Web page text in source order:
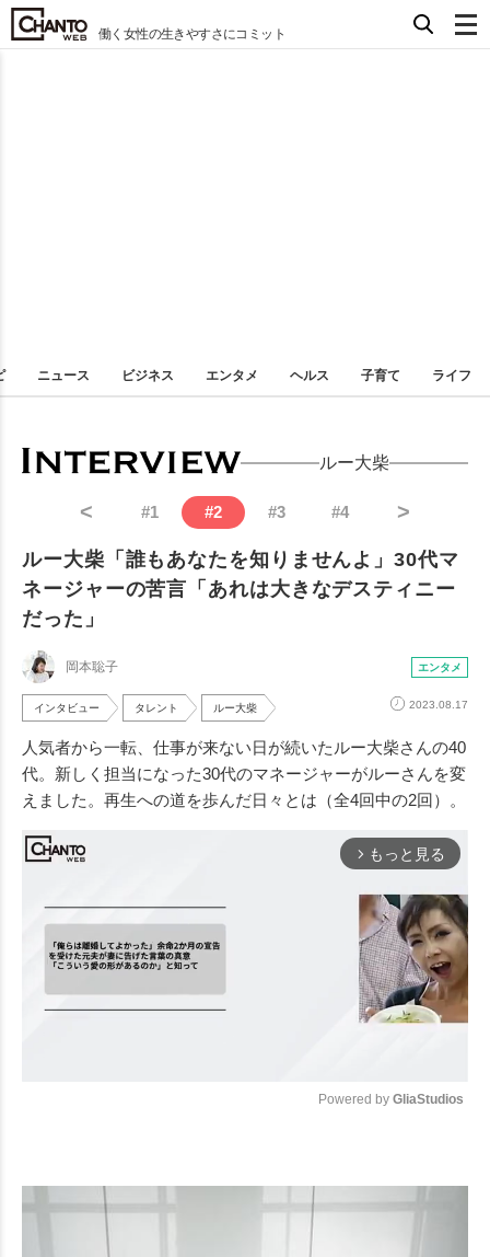
働く女性の生きやすさにコミット
ニュース ビジネス エンタメ ヘルス 子育て ライフ
ルー大柴
< #1 #2 #3 #4 >
ルー大柴「誰もあなたを知りませんよ」30代マ
ネージャーの苦言「あれは大きなデスティニー
だった」
岡本聡子 エンタメ
インタビュー タレント ルー大柴 2023.08.17
人気者から一転、仕事が来ない日が続いたルー大柴さんの40
代。新しく担当になった30代のマネージャーがルーさんを変
えました。再生への道を歩んだ日々とは（全4回中の2回）。
arrow_forward_ios もっと見る
Powered by GliaStudios